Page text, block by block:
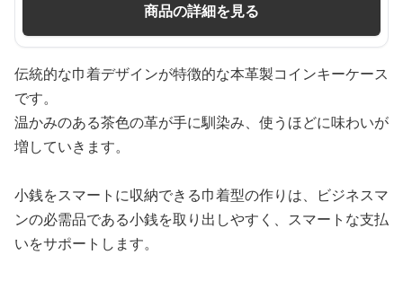
商品の詳細を見る
伝統的な巾着デザインが特徴的な本革製コインキーケース
です。
温かみのある茶色の革が手に馴染み、使うほどに味わいが
増していきます。
小銭をスマートに収納できる巾着型の作りは、ビジネスマ
ンの必需品である小銭を取り出しやすく、スマートな支払
いをサポートします。